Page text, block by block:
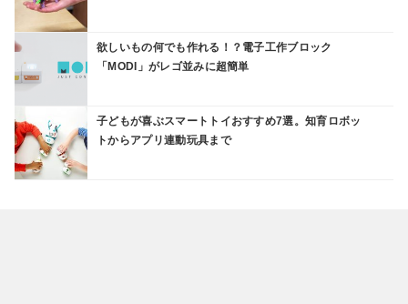
欲しいもの何でも作れる！？電子工作ブロック
「MODI」がレゴ並みに超簡単
子どもが喜ぶスマートトイおすすめ7選。知育ロボッ
トからアプリ連動玩具まで